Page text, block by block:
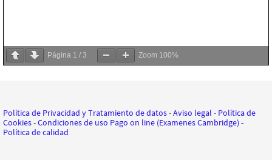
Página 1 / 3 Zoom 100%
Política de Privacidad y Tratamiento de datos-Aviso legal - Política de
Cookies-Condiciones de uso Pago on line (Examenes Cambridge) -
Política de calidad